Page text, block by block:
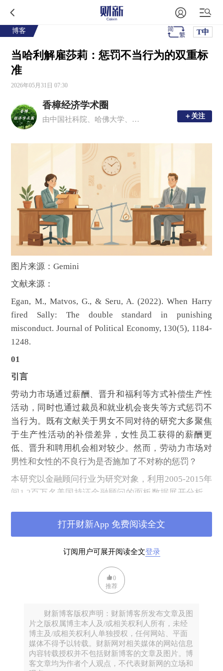
博客 T中
当哈利解雇莎莉：惩罚不当行为的双重标
准
2026年05月31日 07:30
香樟经济学术圈
由中国社科院、哈佛大学、多伦多大学等国内外青年经济学者发起 ＋关注
＋关注
图片来源：Gemini
文献来源：
Egan, M., Matvos, G., & Seru, A. (2022). When Harry
fired Sally: The double standard in punishing
misconduct. Journal of Political Economy, 130(5), 1184-
1248.
01
引言
劳动力市场通过薪酬、晋升和福利等方式补偿生产性
活动，同时也通过裁员和就业机会丧失等方式惩罚不
当行为。既有文献关于男女不同对待的研究大多聚焦
于生产性活动的补偿差异，女性员工获得的薪酬更
低、晋升和聘用机会相对较少。然而， 劳动力市场对
男性和女性的不良行为是否施加了不对称的惩罚？
本研究以金融顾问行业为研究对象，利用 2005-2015年
间1.2百万名美国持证金融顾问的面板数据展开分析。
就业难度也更大，失业后一年内的再就业率低30%。
宽容，对女性更苛刻；女性管理者则更公平对待；少
数族裔管理者仅对同族裔员工更宽容。
笔者认为这篇文章将职业惩罚与性别差距结合在一
起，既论证了职业惩罚的影响，又进一步贡献了金融
科学家中的女性《Women In Science：lessons from the
baby boom》，讨论科学家中的性别差异的文章，两篇
文章都深入探讨了为什么即使进入专业领域后，女性
仍然受到系统性的差异对待。两篇文章关于性别差异
订阅用户可展开阅读全文登录
打开财新App 免费阅读全文
0
推荐
财新博客版权声明：财新博客所发布文章及图
片之版权属博主本人及/或相关权利人所有，未经
博主及/或相关权利人单独授权，任何网站、平面
媒体不得予以转载。财新网对相关媒体的网站信息
内容转载授权并不包括财新博客的文章及图片。博
客文章均为作者个人观点，不代表财新网的立场和